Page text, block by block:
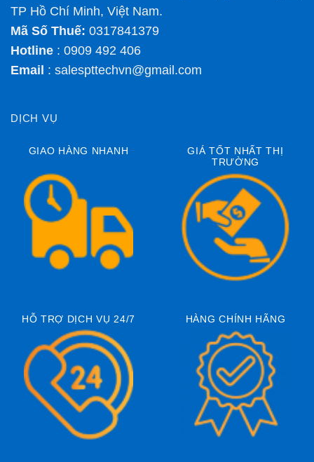
TP Hồ Chí Minh, Việt Nam.
Mã Số Thuế: 0317841379
Hotline : 0909 492 406
Email : salespttechvn@gmail.com
DỊCH VỤ
GIAO HÀNG NHANH
GIÁ TỐT NHẤT THỊ
TRƯỜNG
HỖ TRỢ DỊCH VỤ 24/7 HÀNG CHÍNH HÃNG